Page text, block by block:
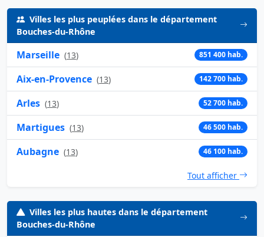
Villes les plus peuplées dans le département
Bouches-du-Rhône
Marseille (13) 851 400 hab.
Aix-en-Provence (13) 142 700 hab.
Arles (13) 52 700 hab.
Martigues (13) 46 500 hab.
Aubagne (13) 46 100 hab.
Tout afficher
Villes les plus hautes dans le département
Bouches-du-Rhône